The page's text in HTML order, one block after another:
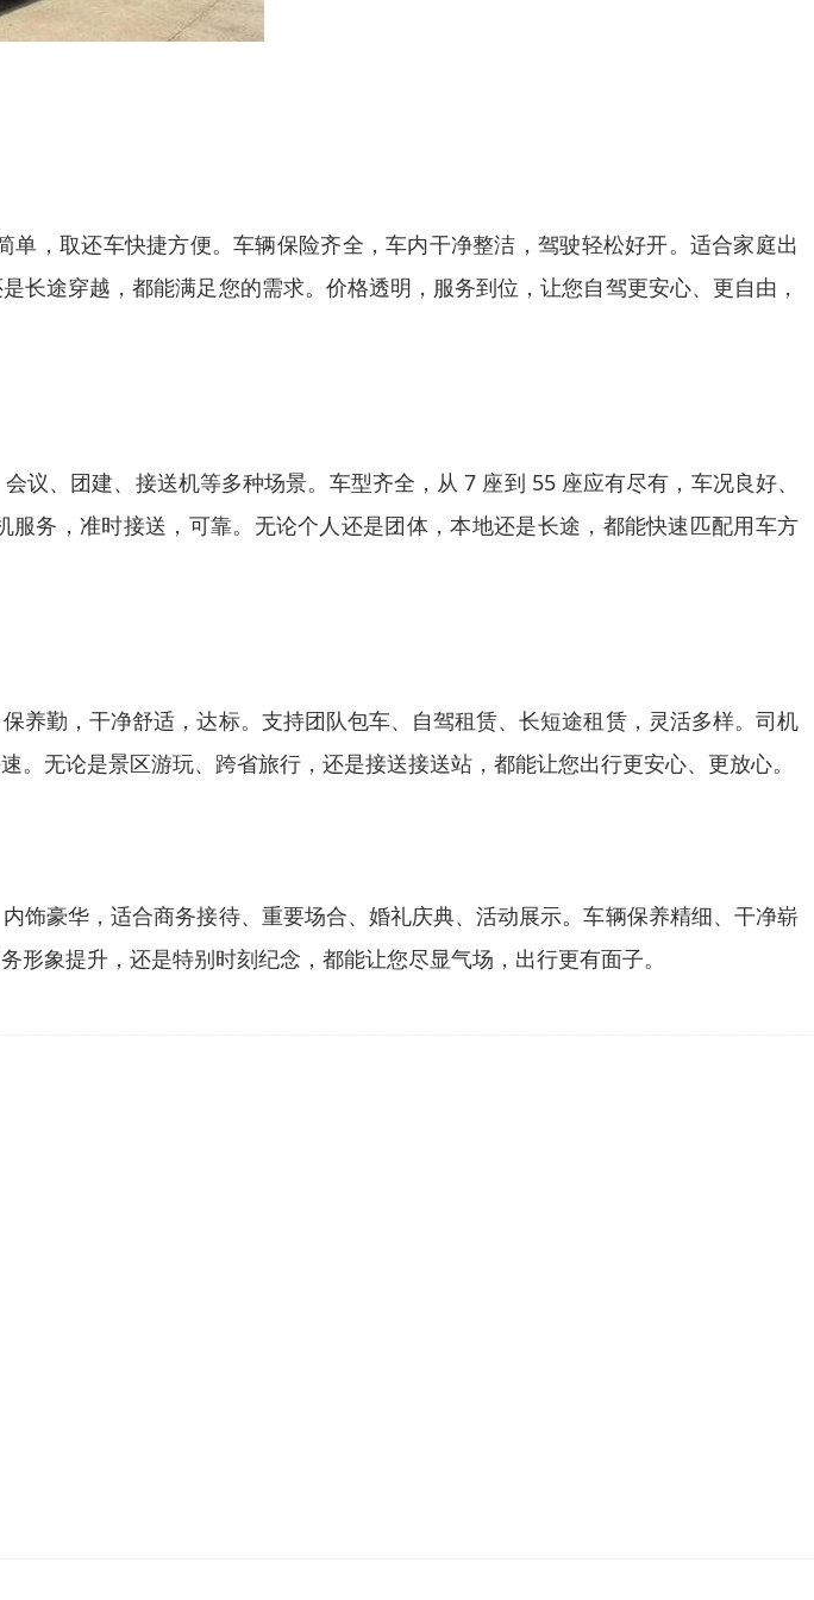
，取还车快捷方便。车辆保险齐全，车内干净整洁，驾驶轻松好开。适合家庭出
途穿越，都能满足您的需求。价格透明，服务到位，让您自驾更安心、更自由，
、团建、接送机等多种场景。车型齐全，从 7 座到 55 座应有尽有，车况良好、
务，准时接送，可靠。无论个人还是团体，本地还是长途，都能快速匹配用车方
养勤，干净舒适，达标。支持团队包车、自驾租赁、长短途租赁，灵活多样。司机
无论是景区游玩、跨省旅行，还是接送接送站，都能让您出行更安心、更放心。
饰豪华，适合商务接待、重要场合、婚礼庆典、活动展示。车辆保养精细、干净崭
象提升，还是特别时刻纪念，都能让您尽显气场，出行更有面子。